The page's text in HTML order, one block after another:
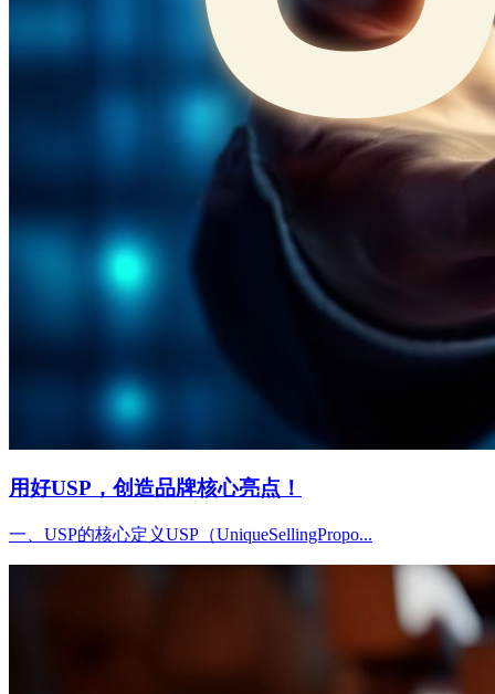
用好USP，创造品牌核心亮点！
一、USP的核心定义USP（UniqueSellingPropo...